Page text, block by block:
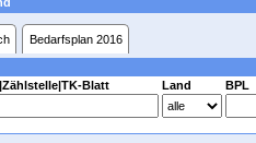
Bedarfsplan 2016
Blatt Land BPL